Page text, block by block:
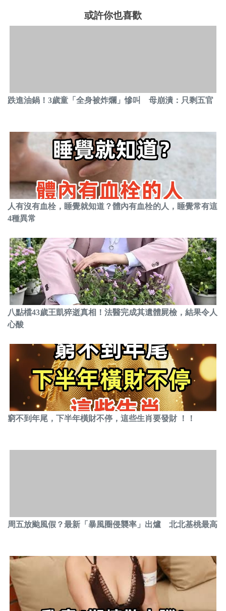
或許你也喜歡
跌進油鍋！3歲童「全身被炸爛」慘叫 母崩潰：只剩五官
人有沒有血栓，睡覺就知道？體內有血栓的人，睡覺常有這
4種異常
八點檔43歲王凱猝逝真相！法醫完成其遺體屍檢，結果令人
心酸
窮不到年尾，下半年橫財不停，這些生肖要發財 ！！
周五放颱風假？最新「暴風圈侵襲率」出爐 北北基桃最高